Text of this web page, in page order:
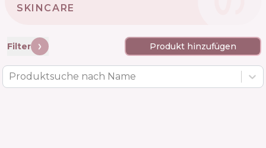
SKINCARE 🇩🇪
Filter Produkt hinzufügen
Produktsuche nach Name